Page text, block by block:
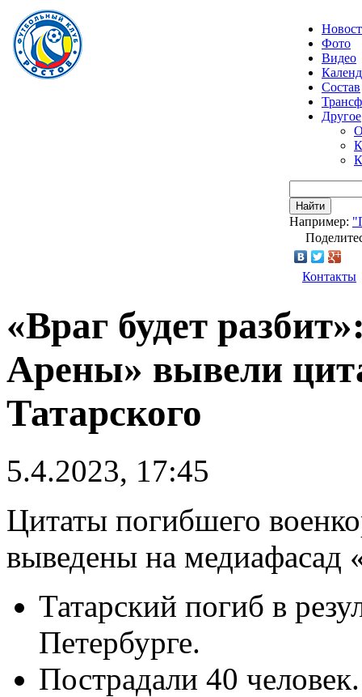
Фото
Видео
Состав
Другое
Найти
Например:
Контакты
«Враг будет
Арены» вывели
Татарского
5.4.2023, 17:45
Цитаты погибшего
выведены на медиафасад
Татарский погиб в
Петербурге.
Пострадали 40 человек.